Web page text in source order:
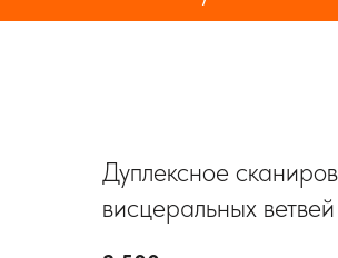
Дуплексное
висцеральных ветвей